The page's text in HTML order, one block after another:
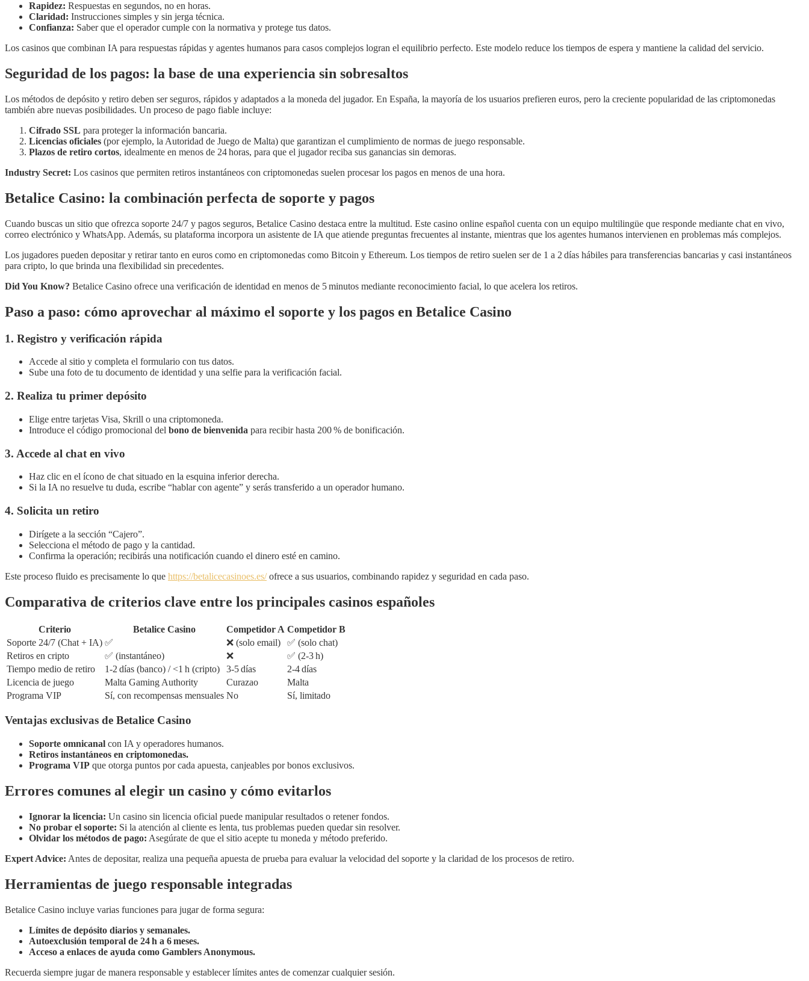
Rapidez: Respuestas en segundos, no en horas.
Claridad: Instrucciones simples y sin jerga técnica.
Confianza: Saber que el operador cumple con la normativa y protege tus datos.
Los casinos que combinan IA para respuestas rápidas y agentes humanos para casos complejos logran el equilibrio perfecto. Este modelo reduce los tiempos de espera y mantiene la calidad del servicio.
Seguridad de los pagos: la base de una experiencia sin sobresaltos
Los métodos de depósito y retiro deben ser seguros, rápidos y adaptados a la moneda del jugador. En España, la mayoría de los usuarios prefieren euros, pero la creciente popularidad de las criptomonedas
también abre nuevas posibilidades. Un proceso de pago fiable incluye:
Cifrado SSL para proteger la información bancaria.
Licencias oficiales (por ejemplo, la Autoridad de Juego de Malta) que garantizan el cumplimiento de normas de juego responsable.
Plazos de retiro cortos, idealmente en menos de 24 horas, para que el jugador reciba sus ganancias sin demoras.
Industry Secret: Los casinos que permiten retiros instantáneos con criptomonedas suelen procesar los pagos en menos de una hora.
Betalice Casino: la combinación perfecta de soporte y pagos
Cuando buscas un sitio que ofrezca soporte 24/7 y pagos seguros, Betalice Casino destaca entre la multitud. Este casino online español cuenta con un equipo multilingüe que responde mediante chat en vivo,
correo electrónico y WhatsApp. Además, su plataforma incorpora un asistente de IA que atiende preguntas frecuentes al instante, mientras que los agentes humanos intervienen en problemas más complejos.
Los jugadores pueden depositar y retirar tanto en euros como en criptomonedas como Bitcoin y Ethereum. Los tiempos de retiro suelen ser de 1 a 2 días hábiles para transferencias bancarias y casi instantáneos
para cripto, lo que brinda una flexibilidad sin precedentes.
Did You Know? Betalice Casino ofrece una verificación de identidad en menos de 5 minutos mediante reconocimiento facial, lo que acelera los retiros.
Paso a paso: cómo aprovechar al máximo el soporte y los pagos en Betalice Casino
1. Registro y verificación rápida
Accede al sitio y completa el formulario con tus datos.
Sube una foto de tu documento de identidad y una selfie para la verificación facial.
2. Realiza tu primer depósito
Elige entre tarjetas Visa, Skrill o una criptomoneda.
Introduce el código promocional del bono de bienvenida para recibir hasta 200 % de bonificación.
3. Accede al chat en vivo
Haz clic en el ícono de chat situado en la esquina inferior derecha.
Si la IA no resuelve tu duda, escribe “hablar con agente” y serás transferido a un operador humano.
4. Solicita un retiro
Dirígete a la sección “Cajero”.
Selecciona el método de pago y la cantidad.
Confirma la operación; recibirás una notificación cuando el dinero esté en camino.
Este proceso fluido es precisamente lo que https://betalicecasinoes.es/ofrece a sus usuarios, combinando rapidez y seguridad en cada paso.
Comparativa de criterios clave entre los principales casinos españoles
Criterio Betalice Casino Competidor A Competidor B
Soporte 24/7 (Chat + IA) ✅ ❌ (solo email)
✅ (solo chat)
Retiros en cripto
✅ (instantáneo) ❌
✅ (2‑3 h)
Tiempo medio de retiro
1‑2 días (banco) / <1 h (cripto) 3‑5 días
2‑4 días
Licencia de juego
Malta Gaming Authority Curazao
Malta
Programa VIP
Sí, con recompensas mensuales No Sí, limitado
Ventajas exclusivas de Betalice Casino
Soporte omnicanal con IA y operadores humanos.
Retiros instantáneos en criptomonedas.
Programa VIP que otorga puntos por cada apuesta, canjeables por bonos exclusivos.
Errores comunes al elegir un casino y cómo evitarlos
Ignorar la licencia: Un casino sin licencia oficial puede manipular resultados o retener fondos.
No probar el soporte: Si la atención al cliente es lenta, tus problemas pueden quedar sin resolver.
Olvidar los métodos de pago: Asegúrate de que el sitio acepte tu moneda y método preferido.
Expert Advice: Antes de depositar, realiza una pequeña apuesta de prueba para evaluar la velocidad del soporte y la claridad de los procesos de retiro.
Herramientas de juego responsable integradas
Betalice Casino incluye varias funciones para jugar de forma segura:
Límites de depósito diarios y semanales.
Autoexclusión temporal de 24 h a 6 meses.
Acceso a enlaces de ayuda como Gamblers Anonymous.
Recuerda siempre jugar de manera responsable y establecer límites antes de comenzar cualquier sesión.